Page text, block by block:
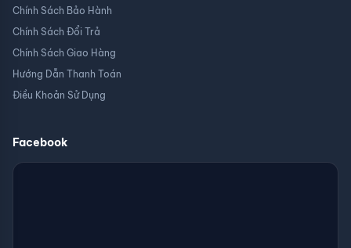
Chính Sách Bảo Hành
Chính Sách Đổi Trả
Chính Sách Giao Hàng
Hướng Dẫn Thanh Toán
Điều Khoản Sử Dụng
Facebook